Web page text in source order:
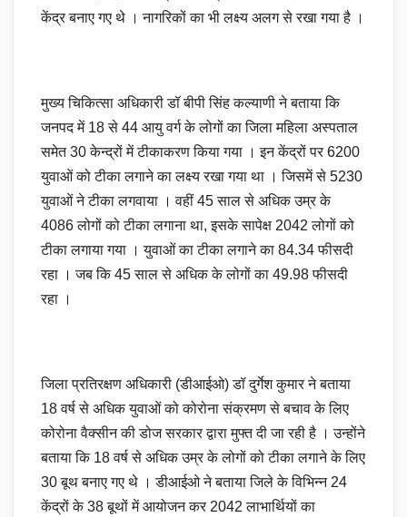
केंद्र बनाए गए थे । नागरिकों का भी लक्ष्य अलग से रखा गया है ।
मुख्य चिकित्सा अधिकारी डॉ बीपी सिंह कल्याणी ने बताया कि
जनपद में 18 से 44 आयु वर्ग के लोगों का जिला महिला अस्पताल
समेत 30 केन्द्रों में टीकाकरण किया गया । इन केंद्रों पर 6200
युवाओं को टीका लगाने का लक्ष्य रखा गया था । जिसमें से 5230
युवाओं ने टीका लगवाया ‌। वहीं 45 साल से अधिक उम्र के
4086 लोगों को टीका लगाना था, इसके सापेक्ष 2042 लोगों को
टीका लगाया गया । युवाओं का टीका लगाने का 84.34 फीसदी
रहा । जब कि 45 साल से अधिक के लोगों का 49.98 फीसदी
रहा ‌।
जिला प्रतिरक्षण अधिकारी (डीआईओ) डॉ दुर्गेश कुमार ने बताया
18 वर्ष से अधिक युवाओं को कोरोना संक्रमण से बचाव के लिए
कोरोना वैक्सीन की डोज सरकार द्वारा मुफ्त दी जा रही है । उन्होंने
बताया कि 18 वर्ष से अधिक उम्र के लोगों को टीका लगाने के लिए
30 बूथ बनाए गए थे । डीआईओ ने बताया जिले के विभिन्न 24
केंद्रों के 38 बूथों में आयोजन कर 2042 लाभार्थियों का